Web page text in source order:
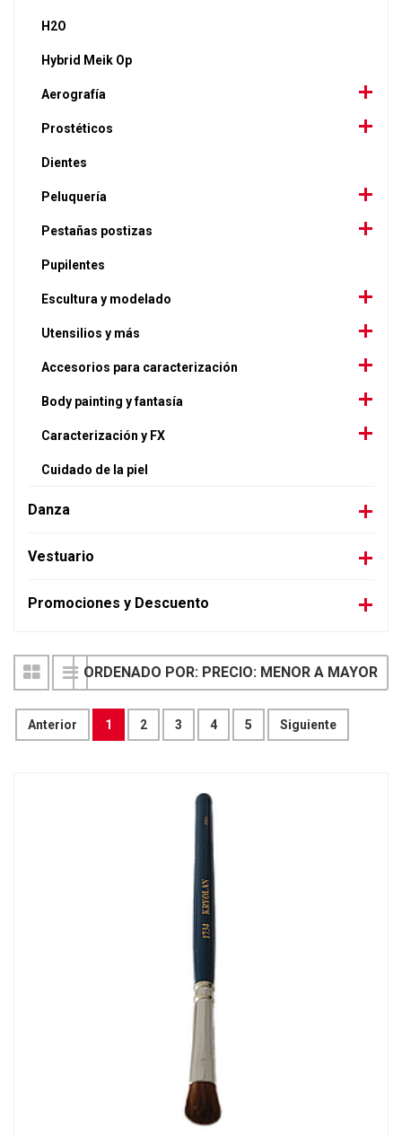
H2O
Hybrid Meik Op
Aerografía
Prostéticos
Dientes
Peluquería
Pestañas postizas
Pupilentes
Escultura y modelado
Utensilios y más
Accesorios para caracterización
Body painting y fantasía
Caracterización y FX
Cuidado de la piel
Danza
Vestuario
Promociones y Descuento
Anterior 1 2 3 4 5 Siguiente
ORDENADO POR: PRECIO: MENOR A MAYOR